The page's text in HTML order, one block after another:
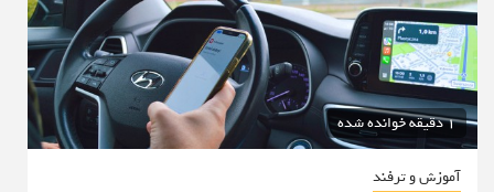
1 دقیقه خوانده شده
آموزش و ترفند